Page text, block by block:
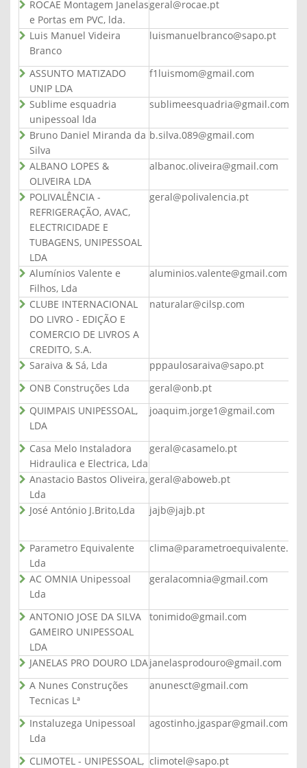
ROCAE Montagem Janelas
e Portas em PVC, lda.
geral@rocae.pt
Luis Manuel Videira
Branco
luismanuelbranco@sapo.pt
ASSUNTO MATIZADO
UNIP LDA
f1luismom@gmail.com
Sublime esquadria
unipessoal lda
sublimeesquadria@gmail.com
Bruno Daniel Miranda da
Silva
b.silva.089@gmail.com
ALBANO LOPES &
OLIVEIRA LDA
albanoc.oliveira@gmail.com
POLIVALÊNCIA -
REFRIGERAÇÃO, AVAC,
ELECTRICIDADE E
TUBAGENS, UNIPESSOAL
LDA
geral@polivalencia.pt
Alumínios Valente e
Filhos, Lda
aluminios.valente@gmail.com
CLUBE INTERNACIONAL
DO LIVRO - EDIÇÃO E
COMERCIO DE LIVROS A
CREDITO, S.A.
naturalar@cilsp.com
Saraiva & Sá, Lda
pppaulosaraiva@sapo.pt
ONB Construções Lda
geral@onb.pt
QUIMPAIS UNIPESSOAL,
LDA
joaquim.jorge1@gmail.com
Casa Melo Instaladora
Hidraulica e Electrica, Lda
geral@casamelo.pt
Anastacio Bastos Oliveira,
Lda
geral@aboweb.pt
José António J.Brito,Lda jajb@jajb.pt
Parametro Equivalente
Lda
clima@parametroequivalente.com
AC OMNIA Unipessoal
Lda
geralacomnia@gmail.com
ANTONIO JOSE DA SILVA
GAMEIRO UNIPESSOAL
LDA
tonimido@gmail.com
JANELAS PRO DOURO LDAjanelasprodouro@gmail.com
A Nunes Construções
Tecnicas Lª
anunesct@gmail.com
Instaluzega Unipessoal
Lda
agostinho.jgaspar@gmail.com
CLIMOTEL - UNIPESSOAL, climotel@sapo.pt